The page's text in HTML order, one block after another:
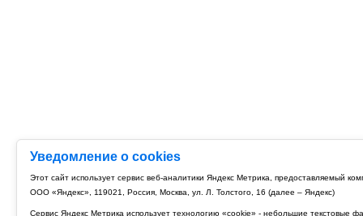
Уведомление о cookies
Этот сайт использует сервис веб-аналитики Яндекс Метрика, предоставляемый
ООО «Яндекс», 119021, Россия, Москва, ул. Л. Толстого, 16 (далее – Яндекс)
Сервис Яндекс Метрика использует технологию «cookie» - небольшие текстовые